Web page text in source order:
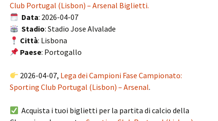
Club Portugal (Lisbon) – Arsenal Biglietti.
Data: 2026-04-07
Stadio: Stadio Jose Alvalade
Città: Lisbona
Paese: Portogallo
2026-04-07, Lega dei Campioni Fase Campionato:
Sporting Club Portugal (Lisbon) – Arsenal.
Acquista i tuoi biglietti per la partita di calcio della